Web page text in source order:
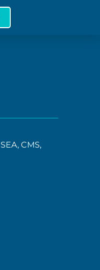
CMS,